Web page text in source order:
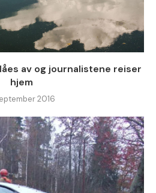
av og journalistene reiser
hjem
2016